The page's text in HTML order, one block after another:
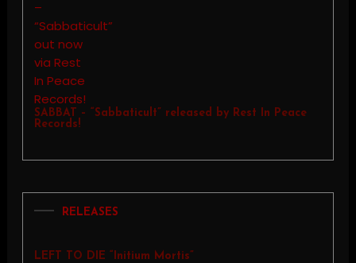
SABBAT – “Sabbaticult” released by Rest In Peace
Records!
RELEASES
LEFT TO DIE “Initium Mortis”